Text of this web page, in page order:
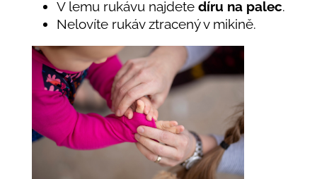
V lemu rukávu najdete díru na palec.
Nelovíte rukáv ztracený v mikině.